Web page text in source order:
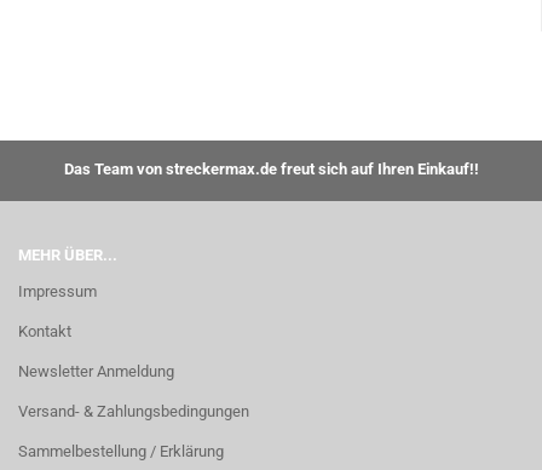
Das Team von streckermax.de freut sich auf Ihren Einkauf!!
MEHR ÜBER...
Impressum
Kontakt
Newsletter Anmeldung
Versand- & Zahlungsbedingungen
Sammelbestellung / Erklärung